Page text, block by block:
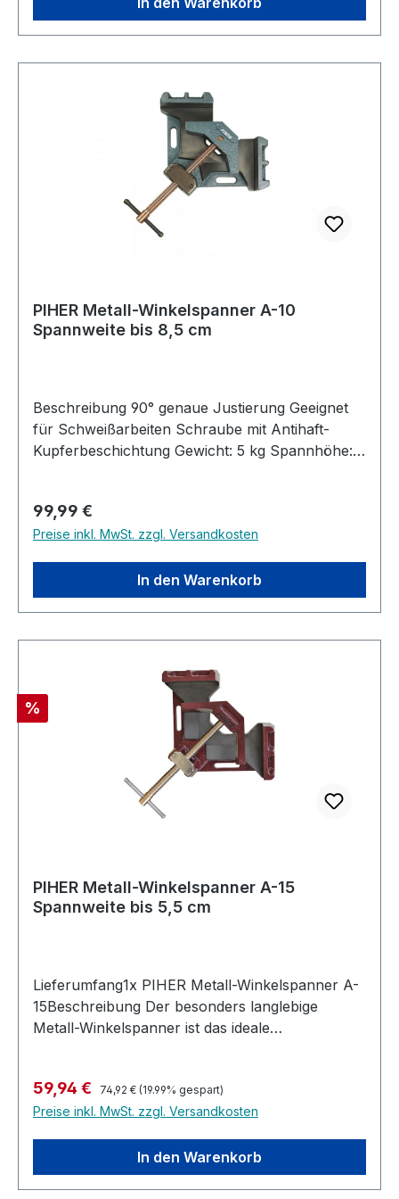
PIHER Metall-Winkelspanner A-10
Spannweite bis 8,5 cm
Beschreibung 90° genaue Justierung Geeignet
für Schweißarbeiten Schraube mit Antihaft-
Kupferbeschichtung Gewicht: 5 kg Spannhöhe:
Regulärer Preis:
99,99 €
Preise inkl. MwSt. zzgl. Versandkosten
In den Warenkorb
Rabatt
%
PIHER Metall-Winkelspanner A-15
Spannweite bis 5,5 cm
Lieferumfang1x PIHER Metall-Winkelspanner A-
15Beschreibung Der besonders langlebige
Metall-Winkelspanner ist das ideale
Rohren und Werkstücken verschiedenster
Materialien. Die robuste Konstruktion sorgt für
hohe Stabilität und eine zuverlässige Spannkraft
auch bei anspruchsvollen Anwendungen in
Werkstatt, Schlosserei oder Metallbau. Die
Verkaufspreis:
59,94 € Regulärer Preis:
74,92 € (19.99% gespart)
Preise inkl. MwSt. zzgl. Versandkosten
In den Warenkorb